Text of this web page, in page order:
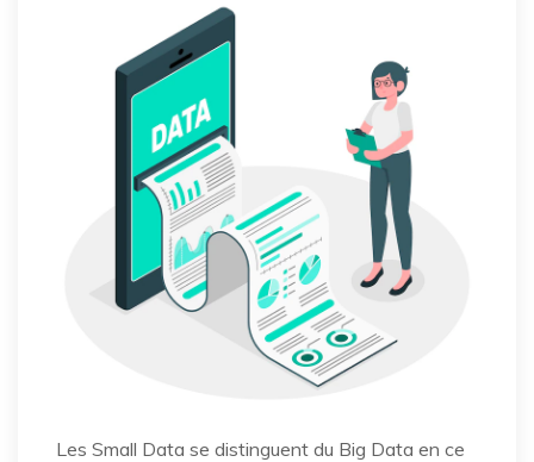
Les Small Data se distinguent du Big Data en ce